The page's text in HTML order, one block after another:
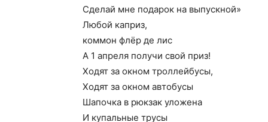
Сделай мне подарок на выпускной»
Любой каприз,
коммон флёр де лис
А 1 апреля получи свой приз!
Ходят за окном троллейбусы,
Ходят за окном автобусы
Шапочка в рюкзак уложена
И купальные трусы